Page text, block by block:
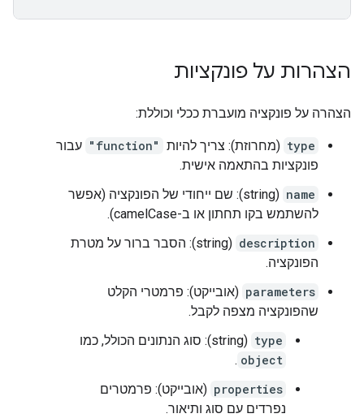
הצהרות על פונקציות
הצהרה על פונקציה מועברת ככלי וכוללת:
type (מחרוזת): צריך להיות "function" עבור
פונקציות בהתאמה אישית.
name
(string): שם ייחודי של הפונקציה (אפשר
להשתמש בקו תחתון או ב-camelCase).
description
(string): הסבר ברור על מטרת
הפונקציה.
parameters (אובייקט): פרמטרי הקלט
שהפונקציה מצפה לקבל.
type (string): סוג הנתונים הכולל, כמו
object
.
properties (אובייקט): פרמטרים
נפרדים עם סוג ותיאור.